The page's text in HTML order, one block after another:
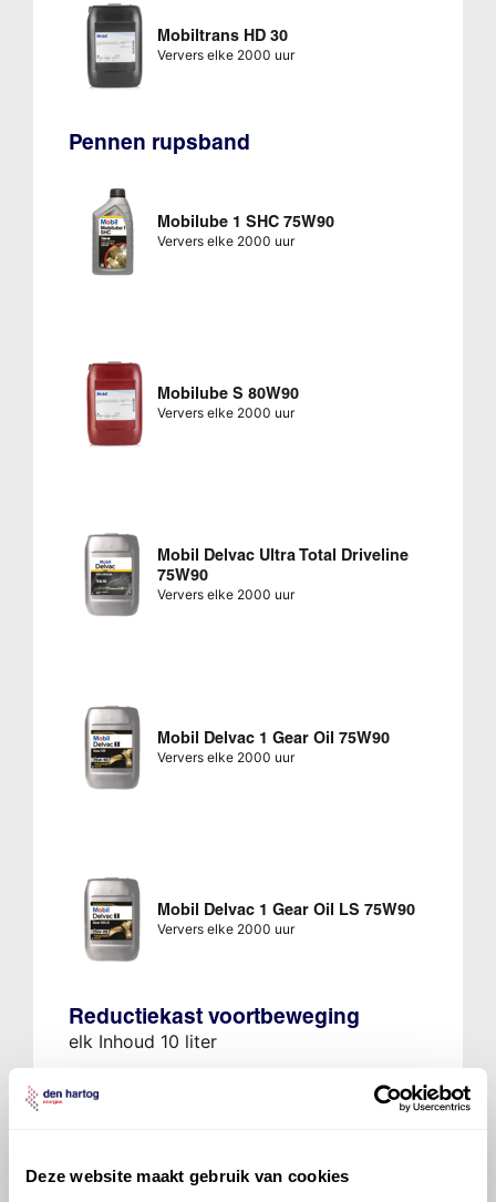
Deze website maakt gebruik van cookies
Mobiltrans HD 30
Ververs elke 2000 uur
Pennen rupsband
Mobilube 1 SHC 75W90
Ververs elke 2000 uur
Mobilube S 80W90
Ververs elke 2000 uur
Mobil Delvac Ultra Total Driveline
75W90
Ververs elke 2000 uur
Mobil Delvac 1 Gear Oil 75W90
Ververs elke 2000 uur
Mobil Delvac 1 Gear Oil LS 75W90
Ververs elke 2000 uur
Reductiekast voortbeweging
elk Inhoud 10 liter